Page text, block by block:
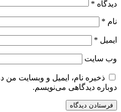
دیدگاه *
نام *
ایمیل *
وب‌ سایت
ذخیره نام، ایمیل و وبسایت من
دوباره دیدگاهی می‌نویسم.